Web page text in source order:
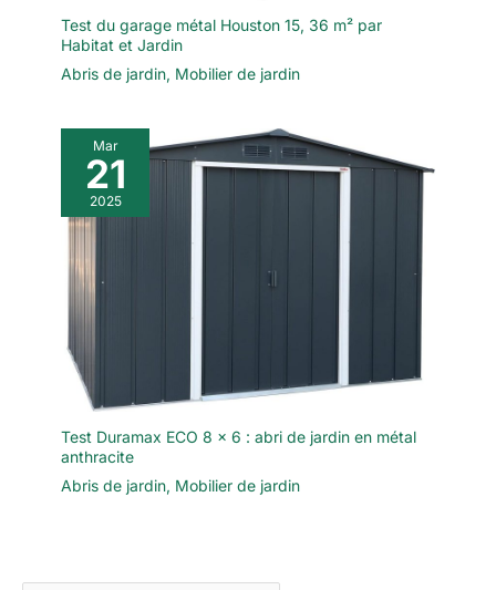
Test du garage métal Houston 15, 36 m² par
Habitat et Jardin
Abris de jardin, Mobilier de jardin
Mar
21
2025
Test Duramax ECO 8 x 6 : abri de jardin en métal
anthracite
Abris de jardin, Mobilier de jardin